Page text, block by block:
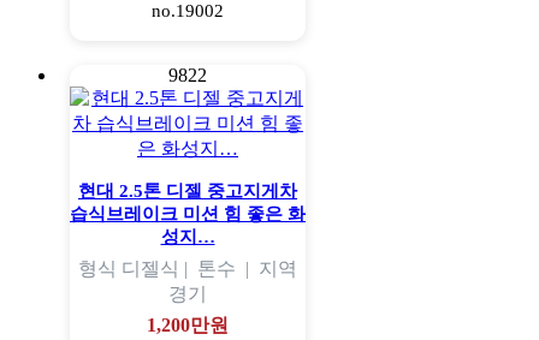
no.19002
9822
현대 2.5톤 디젤 중고지게차
습식브레이크 미션 힘 좋은 화
성지…
형식 디젤식 | 톤수 | 지역
경기
1,200만원